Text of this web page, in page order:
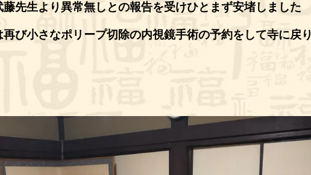
先生より異常無しとの報告を受けひとまず安堵しました
び小さなポリープ切除の内視鏡手術の予約をして寺に戻り